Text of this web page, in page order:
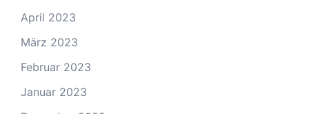
April 2023
März 2023
Februar 2023
Januar 2023